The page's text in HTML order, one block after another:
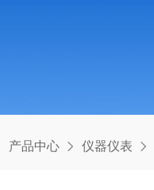
产品中心 仪器仪表